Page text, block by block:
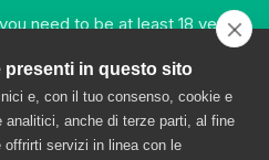
1,500,000.00 VAT
need to be at least 18 years
YES
presenti in questo sito
e, con il tuo consenso, cookie e
anche di terze parti, al fine
offrirti servizi in linea con le